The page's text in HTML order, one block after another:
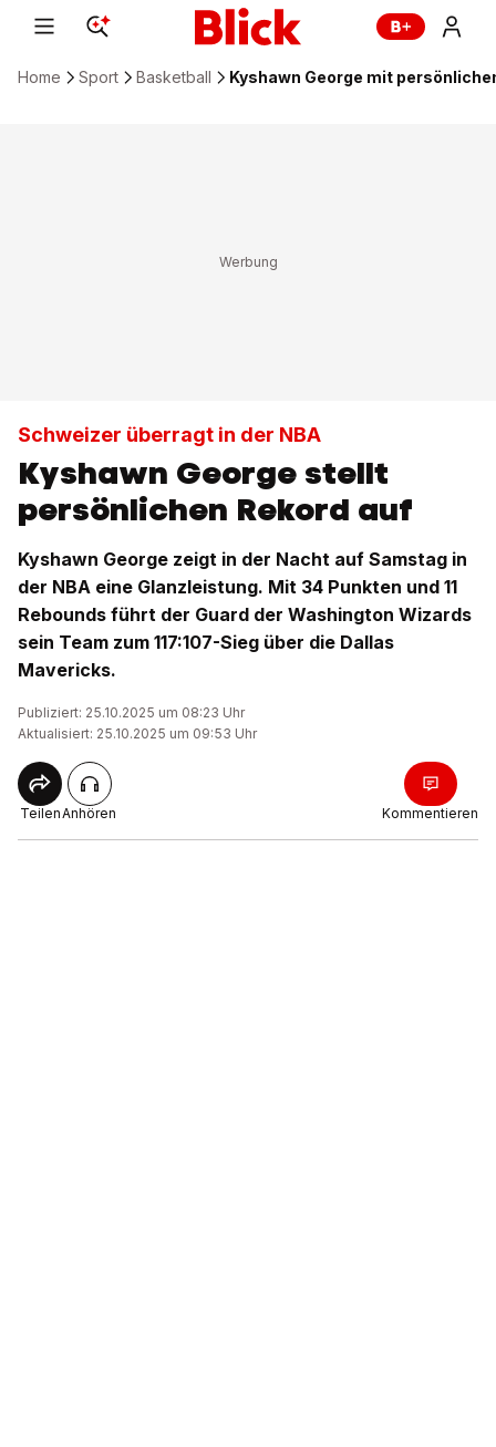
Home Sport Basketball Kyshawn George mit
Schweizer überragt in der NBA
Kyshawn George stellt
persönlichen Rekord auf
Kyshawn George zeigt in der Nacht auf Samstag in
der NBA eine Glanzleistung. Mit 34 Punkten und 11
Rebounds führt der Guard der Washington Wizards
sein Team zum 117:107-Sieg über die Dallas
Mavericks.
Publiziert: 25.10.2025 um 08:23 Uhr
Aktualisiert: 25.10.2025 um 09:53 Uhr
TeilenAnhören Kommentieren